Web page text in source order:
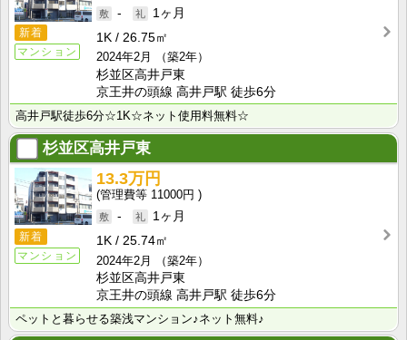
新着
マンション
-
1ヶ月
1K
26.75㎡
2024年2月
（築2年）
杉並区高井戸東
京王井の頭線 高井戸駅 徒歩6分
高井戸駅徒歩6分☆1K☆ネット使用料無料☆
杉並区高井戸東
新着
マンション
13.3万円
11000円
-
1ヶ月
1K
25.74㎡
2024年2月
（築2年）
杉並区高井戸東
京王井の頭線 高井戸駅 徒歩6分
ペットと暮らせる築浅マンション♪ネット無料♪